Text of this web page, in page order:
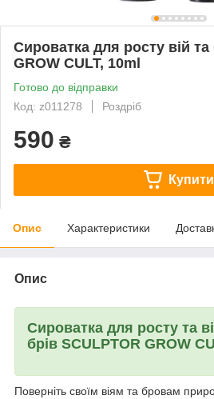
Сироватка для росту вій та
GROW CULT, 10ml
Готово до відправки
Код: z011278
Роздріб
590 ₴
Купити
Опис Характеристики
Опис
Сироватка для росту та
брів SCULPTOR GROW
Поверніть своїм віям та бровам